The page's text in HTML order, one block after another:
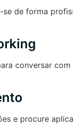
de forma
conversar
e procure